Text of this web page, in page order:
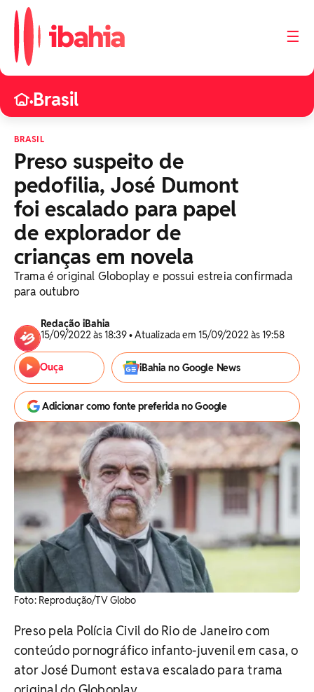
☰
•Brasil
BRASIL
Preso suspeito de
pedofilia, José Dumont
foi escalado para papel
de explorador de
crianças em novela
Trama é original Globoplay e possui estreia confirmada
para outubro
Redação iBahia
15/09/2022 às 18:39 • Atualizada em 15/09/2022 às 19:58
Ouça iBahia no Google News
Adicionar como fonte preferida no Google
Foto: Reprodução/TV Globo
Preso pela Polícia Civil do Rio de Janeiro com
conteúdo pornográfico infanto-juvenil em casa, o
ator José Dumont estava escalado para trama